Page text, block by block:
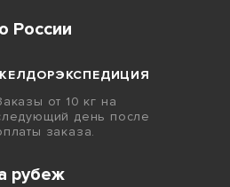
России
от 10 кг на
день после
заказа.
рубеж